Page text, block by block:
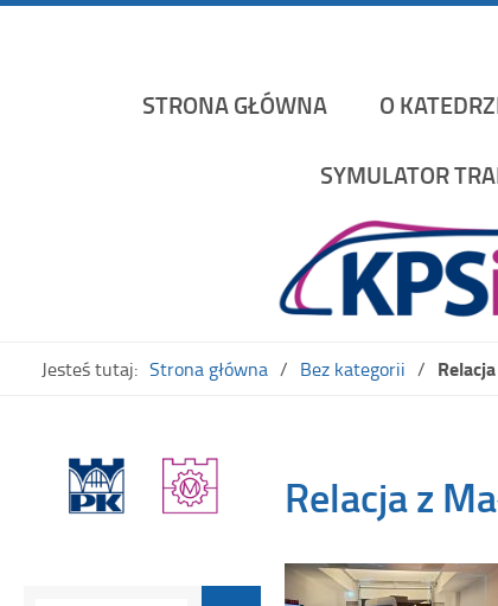
STRONA GŁÓWNA O
SYMULATOR
Jesteś tutaj: Strona główna Bez kategorii
Relacja z